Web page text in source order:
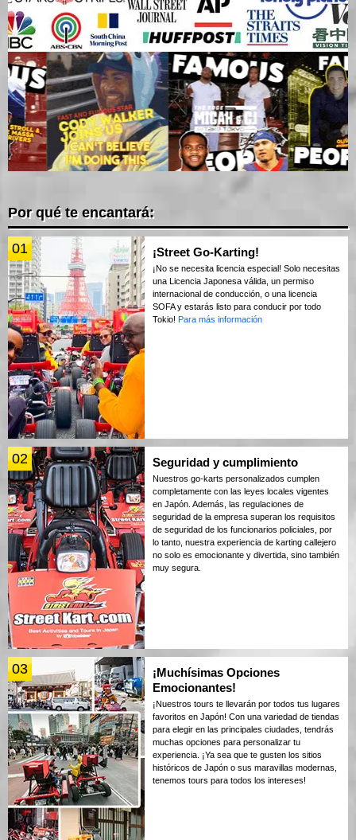
Por qué te encantará:
01 ¡Street Go-Karting!
¡No se necesita licencia especial! Solo necesitas
una Licencia Japonesa válida, un permiso
internacional de conducción, o una licencia
SOFA y estarás listo para conducir por todo
Tokio! Para más información
02 Seguridad y cumplimiento
Nuestros go-karts personalizados cumplen
completamente con las leyes locales vigentes
en Japón. Además, las regulaciones de
seguridad de la empresa superan los requisitos
de seguridad de los funcionarios policiales, por
lo tanto, nuestra experiencia de karting callejero
no solo es emocionante y divertida, sino también
muy segura.
03
¡Muchísimas Opciones
Emocionantes!
¡Nuestros tours te llevarán por todos tus lugares
favoritos en Japón! Con una variedad de tiendas
para elegir en las principales ciudades, tendrás
muchas opciones para personalizar tu
experiencia. ¡Ya sea que te gusten los sitios
históricos de Japón o sus maravillas modernas,
tenemos tours para todos los intereses!